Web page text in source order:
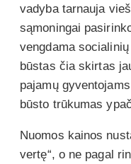
vadyba tarnauja
sąmoningai
vengdama
būstas čia skirtas
pajamų
būsto trūkumas
Nuomos kainos
vertę“, o ne pagal